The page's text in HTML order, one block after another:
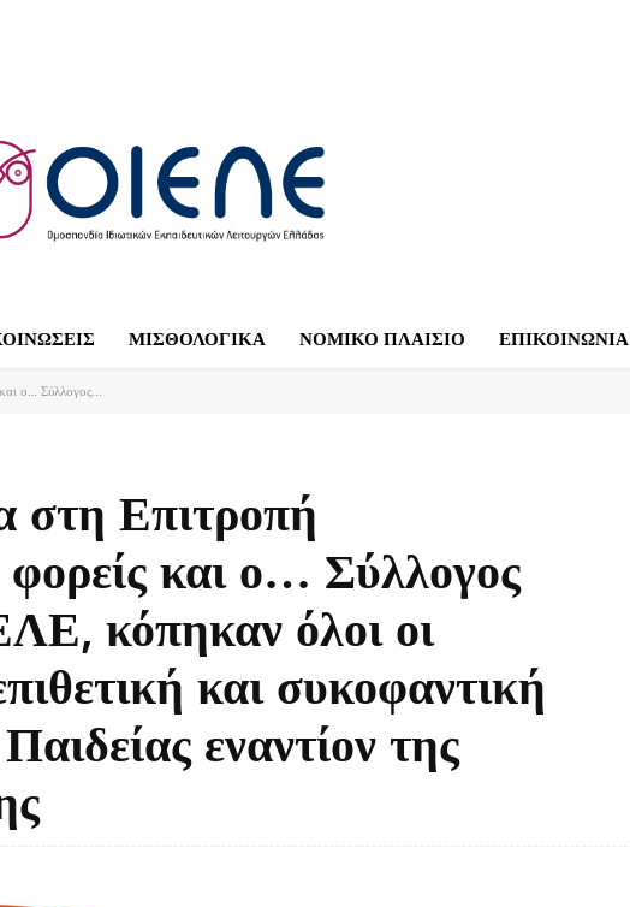
ΜΙΣΘΟΛΟΓΙΚΑ ΝΟΜΙΚΟ ΠΛΑΙΣΙΟ ΕΠΙΚΟΙΝΩΝΙΑ
ο… Σύλλογος...
στη Επιτροπή
και ο… Σύλλογος
κόπηκαν όλοι οι
και συκοφαντική
εναντίον της